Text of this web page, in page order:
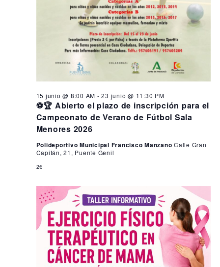
⚽🏆 Abierto el plazo de inscripción para el
Campeonato de Verano de Fútbol Sala
Menores 2026
15 junio @ 8:00 AM -23 junio @ 11:30 PM
Polideportivo Municipal Francisco Manzano Calle Gran
Capitán, 21, Puente Genil
2€